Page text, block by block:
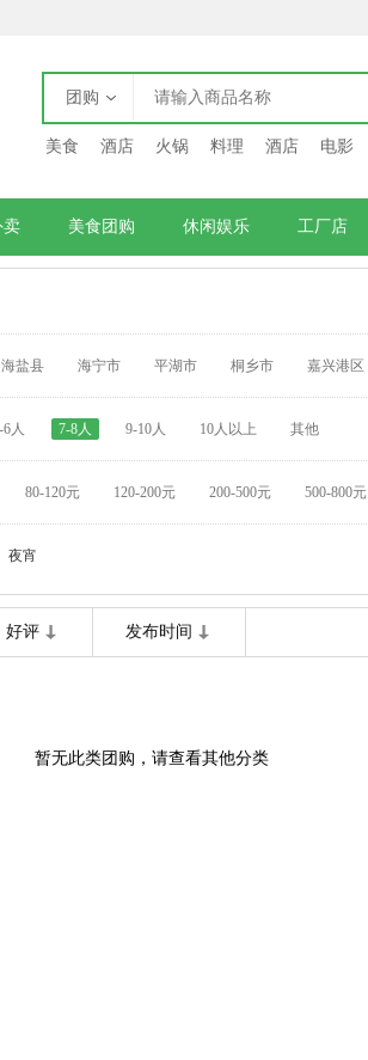
团购
美食 酒店 火锅 料理 酒店 电影
卖 美食团购 休闲娱乐 工厂店
海盐县 海宁市 平湖市 桐乡市 嘉兴港区
6人 7-8人 9-10人 10人以上 其他
80-120元 120-200元 200-500元 500-800元
夜宵
好评 发布时间
暂无此类团购，请查看其他分类